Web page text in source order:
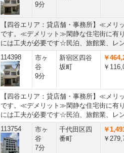
9分
【四谷エリア：貸店舗・事務所】≪メ
です。≪デメリット≫閑静な住宅街に有
には工夫が必要です☆民泊、旅館業、レ
114398
市ヶ
谷
9分
新宿区四谷
坂町
￥
￥
【四谷エリア：貸店舗・事務所】≪メ
です。≪デメリット≫閑静な住宅街に有
には工夫が必要です☆民泊、旅館業、レ
113754
市ヶ
谷
7分
千代田区四
番町
￥
￥